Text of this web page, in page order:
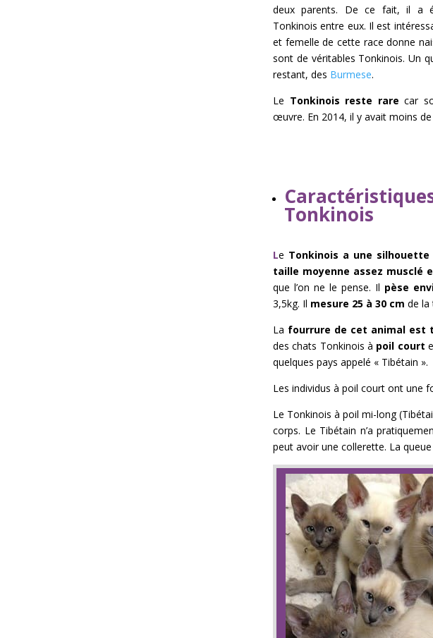
deux parents. De ce fait, il a
Tonkinois entre eux. Il est
et femelle de cette race donne
sont de véritables Tonkinois. Un
restant, des Burmese.
Le Tonkinois reste rare car
œuvre. En 2014, il y avait moins
Tonkinois
Le Tonkinois a une silhouette
taille moyenne assez musclé
que l’on ne le pense. Il pèse
3,5kg. Il mesure 25 à 30 cm de la
La fourrure de cet animal est
des chats Tonkinois à poil court
quelques pays appelé « Tibétain ».
Les individus à poil court ont une
Le Tonkinois à poil mi-long
corps. Le Tibétain n’a
peut avoir une collerette. La